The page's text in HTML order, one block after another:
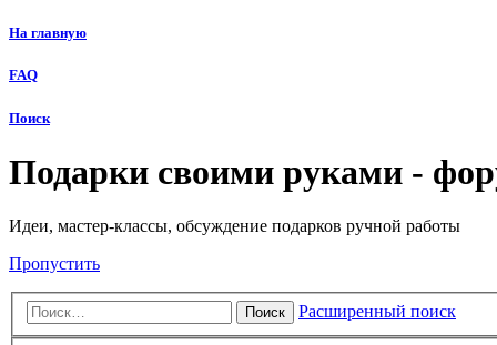
На главную
FAQ
Поиск
Подарки своими руками -
Идеи, мастер-классы, обсуждение подарков ручной работы
Пропустить
Поиск Расширенный поиск